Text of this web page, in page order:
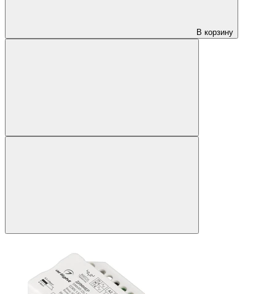
В корзину